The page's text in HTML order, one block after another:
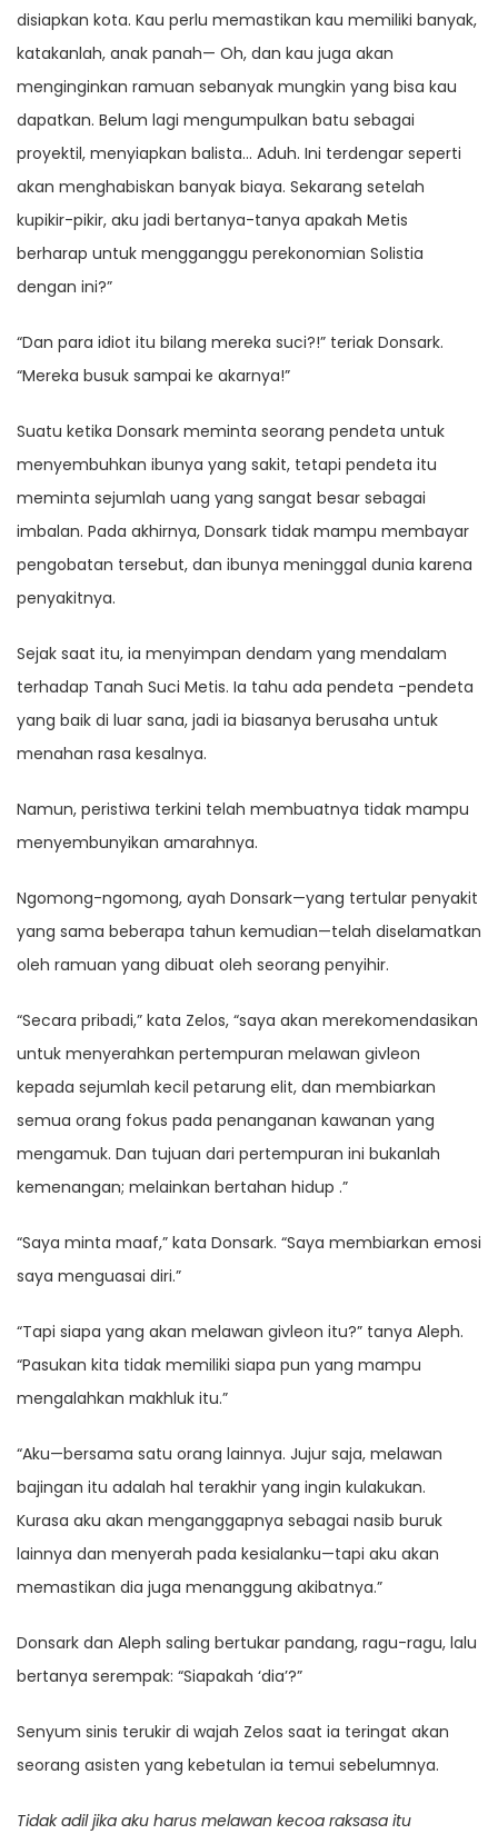
disiapkan kota. Kau perlu memastikan kau memiliki banyak,
katakanlah, anak panah— Oh, dan kau juga akan
menginginkan ramuan sebanyak mungkin yang bisa kau
dapatkan. Belum lagi mengumpulkan batu sebagai
proyektil, menyiapkan balista… Aduh. Ini terdengar seperti
akan menghabiskan banyak biaya. Sekarang setelah
kupikir-pikir, aku jadi bertanya-tanya apakah Metis
berharap untuk mengganggu perekonomian Solistia
dengan ini?”
“Dan para idiot itu bilang mereka suci?!” teriak Donsark.
“Mereka busuk sampai ke akarnya!”
Suatu ketika Donsark meminta seorang pendeta untuk
menyembuhkan ibunya yang sakit, tetapi pendeta itu
meminta sejumlah uang yang sangat besar sebagai
imbalan. Pada akhirnya, Donsark tidak mampu membayar
pengobatan tersebut, dan ibunya meninggal dunia karena
penyakitnya.
Sejak saat itu, ia menyimpan dendam yang mendalam
terhadap Tanah Suci Metis. Ia tahu ada pendeta -pendeta
yang baik di luar sana, jadi ia biasanya berusaha untuk
menahan rasa kesalnya.
Namun, peristiwa terkini telah membuatnya tidak mampu
menyembunyikan amarahnya.
Ngomong-ngomong, ayah Donsark—yang tertular penyakit
yang sama beberapa tahun kemudian—telah diselamatkan
oleh ramuan yang dibuat oleh seorang penyihir.
“Secara pribadi,” kata Zelos, “saya akan merekomendasikan
untuk menyerahkan pertempuran melawan givleon
kepada sejumlah kecil petarung elit, dan membiarkan
semua orang fokus pada penanganan kawanan yang
mengamuk. Dan tujuan dari pertempuran ini bukanlah
kemenangan; melainkan bertahan hidup .”
“Saya minta maaf,” kata Donsark. “Saya membiarkan emosi
saya menguasai diri.”
“Tapi siapa yang akan melawan givleon itu?” tanya Aleph.
“Pasukan kita tidak memiliki siapa pun yang mampu
mengalahkan makhluk itu.”
“Aku—bersama satu orang lainnya. Jujur saja, melawan
bajingan itu adalah hal terakhir yang ingin kulakukan.
Kurasa aku akan menganggapnya sebagai nasib buruk
lainnya dan menyerah pada kesialanku—tapi aku akan
memastikan dia juga menanggung akibatnya.”
Donsark dan Aleph saling bertukar pandang, ragu-ragu, lalu
bertanya serempak: “Siapakah ‘dia’?”
Senyum sinis terukir di wajah Zelos saat ia teringat akan
seorang asisten yang kebetulan ia temui sebelumnya.
Tidak adil jika aku harus melawan kecoa raksasa itu